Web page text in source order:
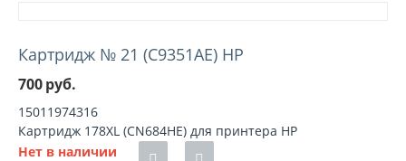
Картридж № 21 (C9351AE) HP
700руб.
15011974316
Картридж 178XL (CN684HE) для принтера HP
Нет в наличии